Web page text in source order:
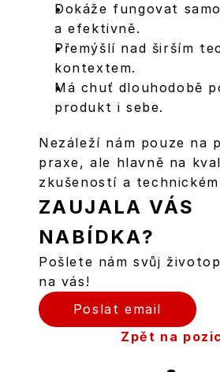
Dokáže fungovat
a efektivně.
Přemýšlí nad širším
kontextem.
Má chuť dlouhodobě
produkt i sebe.
Nezáleží nám pouze na
praxe, ale hlavně na
zkušeností a
ZAUJALA VÁS
NABÍDKA?
Pošlete nám svůj
na vás!
Poslat email
Zpět na